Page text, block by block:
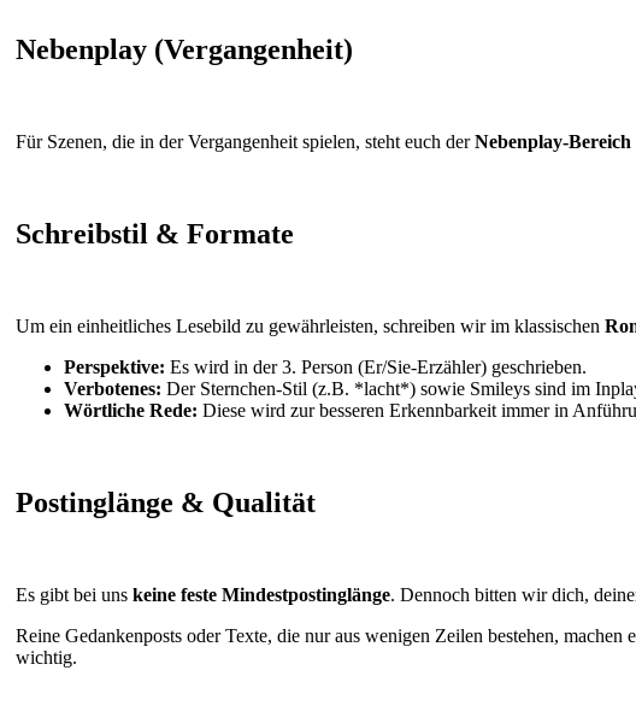
Nebenplay (Vergangenheit)
Für Szenen, die in der Vergangenheit spielen, steht euch derNebenplay-Bereich
Schreibstil & Formate
Um ein einheitliches Lesebild zu gewährleisten, schreiben wir im klassischen
Perspektive: Es wird in der 3. Person (Er/Sie-Erzähler) geschrieben.
Verbotenes: Der Sternchen-Stil (z.B. *lacht*) sowie Smileys sind im
Wörtliche Rede: Diese wird zur besseren Erkennbarkeit immer in
Postinglänge & Qualität
Es gibt bei uns keine feste Mindestpostinglänge. Dennoch bitten wir dich,
Reine Gedankenposts oder Texte, die nur aus wenigen Zeilen bestehen,
wichtig.